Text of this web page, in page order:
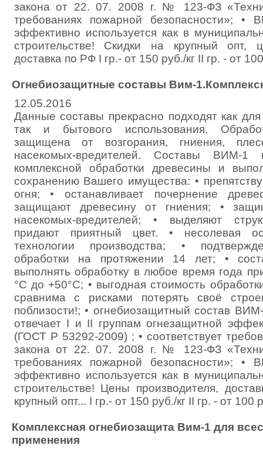
закона от 22. 07. 2008 г. № 123-ФЗ
требованиях пожарной безопасности»;
эффективно используется как в
строительстве! Скидки на крупный опт,
доставка по РФ I гр.- от 150 руб./кг II гр. - от
Огнебиозащитные составы Вим-
12.05.2016
Данные составы прекрасно подходят как
так и бытового использования.
защищена от возгорания, гниения,
насекомых-вредителей. Составы ВИМ-1
комплексной обработки древесины и
сохранению Вашего имущества: •
огня; • останавливает почернение
защищают древесину от гниения; •
насекомых-вредителей; • выделяют
придают приятный цвет. • несолевая
технологии производства; •
обработки на протяжении 14 лет; •
выполнять обработку в любое время года
°С до +50°С; • выгодная стоимость
сравнима с рисками потерять своё
поблизости!; • огнебиозащитный состав
отвечает I и II группам огнезащитной
(ГОСТ Р 53292-2009) ; • соответствует
закона от 22. 07. 2008 г. № 123-ФЗ
требованиях пожарной безопасности»;
эффективно используется как в
строительстве! Цены производителя,
крупный опт... I гр.- от 150 руб./кг II гр. - от 100
Комплексная огнебиозащита Вим-1 для
применения